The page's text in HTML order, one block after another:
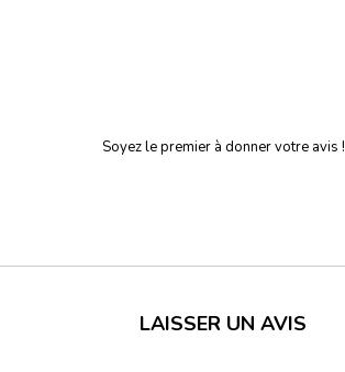
Soyez le premier à donner votre avis !
LAISSER UN AVIS